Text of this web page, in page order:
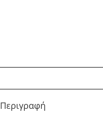
Περιγραφή